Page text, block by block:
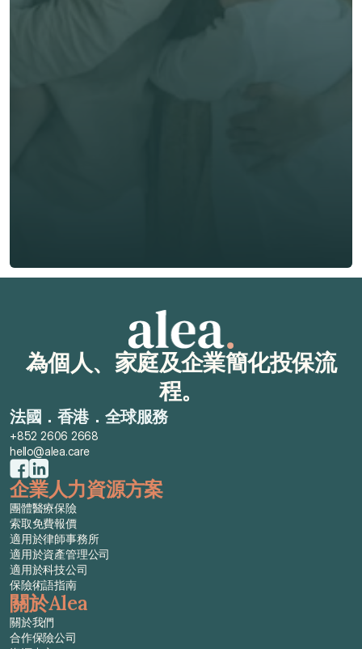
索取免費報價
為個人、家庭及企業簡化投保流
程。
法國．香港．全球服務
+852 2606 2668
hello@alea.care
企業人力資源方案
團體醫療保險
索取免費報價
適用於律師事務所
適用於資產管理公司
適用於科技公司
保險術語指南
關於Alea
關於我們
合作保險公司